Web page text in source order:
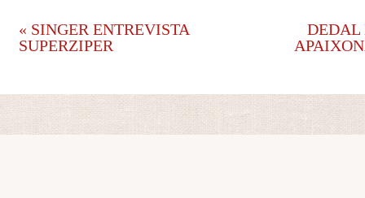
« SINGER ENTREVISTA
SUPERZIPER
DEDAL